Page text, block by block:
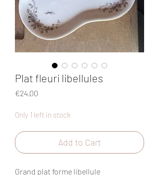
Plat fleuri libellules
€24.00
Only 1 left in stock
Add to Cart
Grand plat forme libellule